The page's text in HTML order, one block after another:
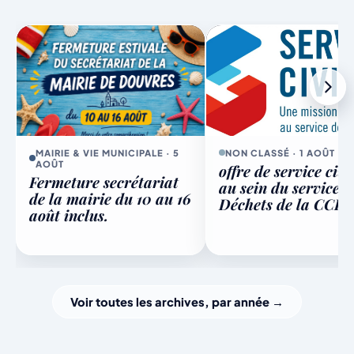
9
OCT 19h30 Grande salle de la Mairie
10
OCT
Opération courges
À confirmer Cuisine du local
15
OCT
Vente de brioches
Date et heure à confirmer
14
NOV
Opération oignons
À confirmer Cuisine du local
Repas de la Sainte-Cécile
28 Soirée Beaujolais
MAIRIE & VIE MUNICIPALE · 5
AOÛT
Fermeture secrétariat
de la mairie du 10 au 16
août inclus.
NON CLASSÉ · 1 AOÛT
offre de service
au sein du service
Déchets de la CCPA
Voir toutes les archives, par année →